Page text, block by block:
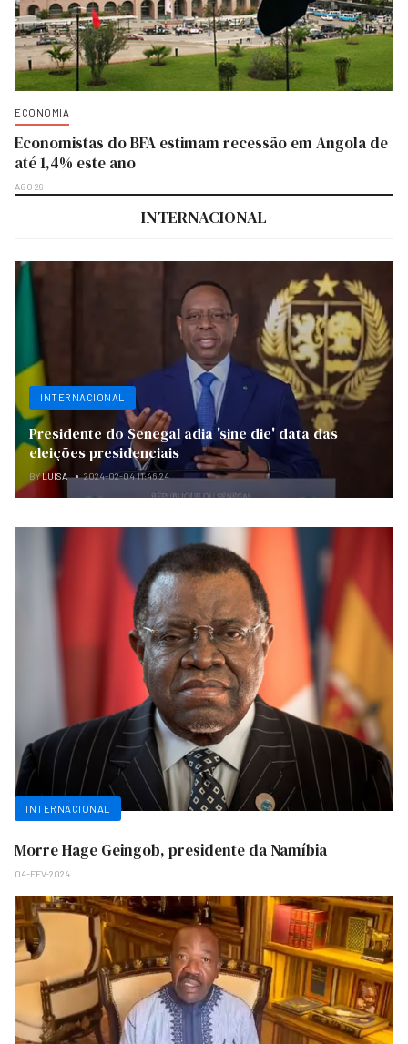
ECONOMIA
Economistas do BFA estimam recessão em Angola de
até 1,4% este ano
AGO 29
INTERNACIONAL
INTERNACIONAL
Presidente do Senegal adia 'sine die' data das
eleições presidenciais
BYLUISA 2024-02-04 11:46:24
INTERNACIONAL
Morre Hage Geingob, presidente da Namíbia
04-FEV-2024